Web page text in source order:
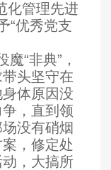
化管理先进
“优秀党支
“非典”，
头坚守在
体原因没
，直到领
没有硝烟
，修定处
，大搞所